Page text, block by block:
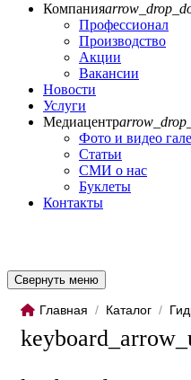
Компания
Профессионал
Производство
Акции
Вакансии
Новости
Услуги
Медиацентр
Фото и видео
Статьи
СМИ о нас
Буклеты
Контакты
Свернуть меню
Главная / Каталог /